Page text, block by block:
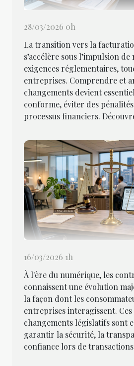
28/03/2026 0h
La transition vers la
s’accélère sous l’impulsion de
exigences réglementaires,
entreprises. Comprendre et
changements devient
conforme, éviter des
processus financiers.
16/03/2026 1h
À l'ère du numérique, les
connaissent une évolution
la façon dont les
entreprises interagissent.
changements législatifs sont
garantir la sécurité, la
confiance lors de